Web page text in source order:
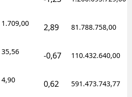
1.709,00 2,89 81.788.758,00
35,56 -0,67 110.432.640,00
4,90 0,62 591.473.743,77